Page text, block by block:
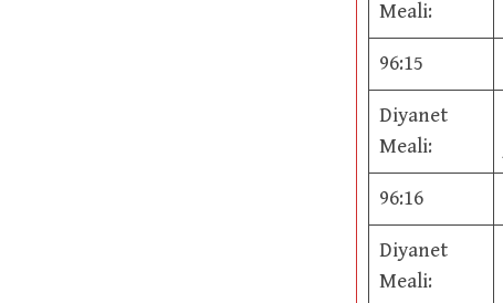
Meali:
96:15
Diyanet
Meali:
96:16
Diyanet
Meali: